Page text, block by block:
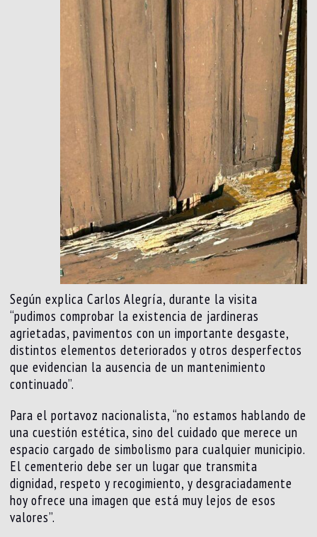
Según explica Carlos Alegría, durante la visita
“pudimos comprobar la existencia de jardineras
agrietadas, pavimentos con un importante desgaste,
distintos elementos deteriorados y otros desperfectos
que evidencian la ausencia de un mantenimiento
continuado”.
Para el portavoz nacionalista, “no estamos hablando de
una cuestión estética, sino del cuidado que merece un
espacio cargado de simbolismo para cualquier municipio.
El cementerio debe ser un lugar que transmita
dignidad, respeto y recogimiento, y desgraciadamente
hoy ofrece una imagen que está muy lejos de esos
valores”.